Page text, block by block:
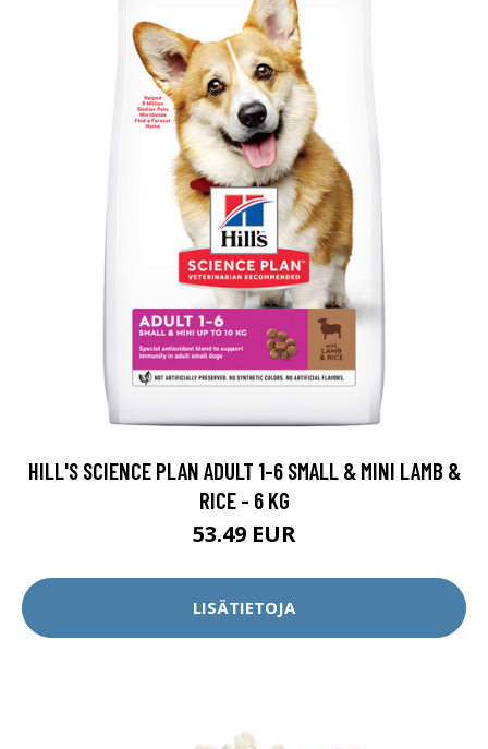
HILL'S SCIENCE PLAN ADULT 1-6 SMALL & MINI LAMB &
RICE - 6 KG
53.49 EUR
LISÄTIETOJA